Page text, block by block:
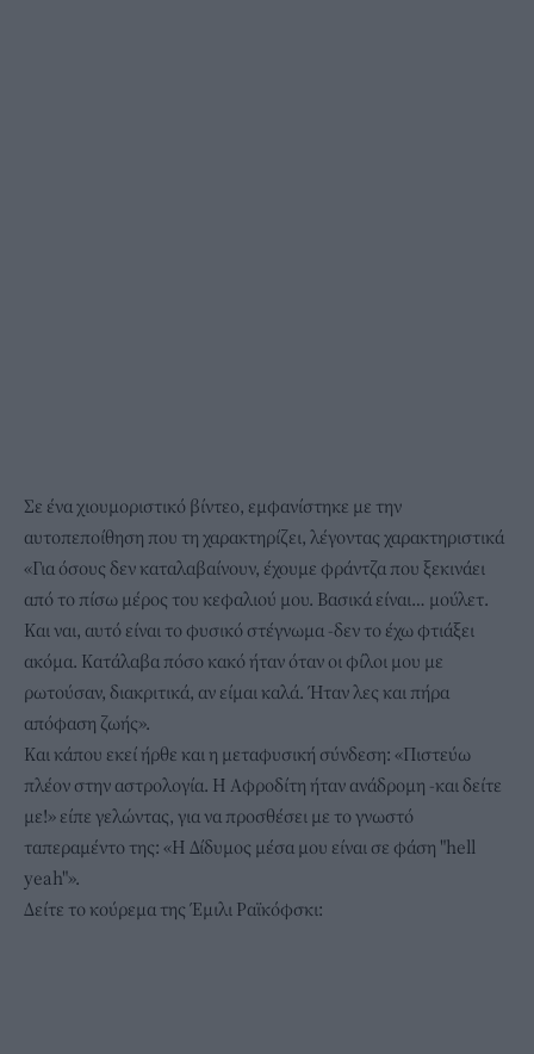
Σε ένα χιουμοριστικό βίντεο, εμφανίστηκε με την
αυτοπεποίθηση που τη χαρακτηρίζει, λέγοντας χαρακτηριστικά
«Για όσους δεν καταλαβαίνουν, έχουμε φράντζα που ξεκινάει
από το πίσω μέρος του κεφαλιού μου. Βασικά είναι… μούλετ.
Και ναι, αυτό είναι το φυσικό στέγνωμα -δεν το έχω φτιάξει
ακόμα. Κατάλαβα πόσο κακό ήταν όταν οι φίλοι μου με
ρωτούσαν, διακριτικά, αν είμαι καλά. Ήταν λες και πήρα
απόφαση ζωής».
Και κάπου εκεί ήρθε και η μεταφυσική σύνδεση: «Πιστεύω
πλέον στην αστρολογία. Η Αφροδίτη ήταν ανάδρομη -και δείτε
με!» είπε γελώντας, για να προσθέσει με το γνωστό
ταπεραμέντο της: «Η Δίδυμος μέσα μου είναι σε φάση "hell
yeah"».
Δείτε το κούρεμα της Έμιλι Ραϊκόφσκι: